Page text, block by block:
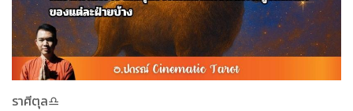
ราศีตุล♎️